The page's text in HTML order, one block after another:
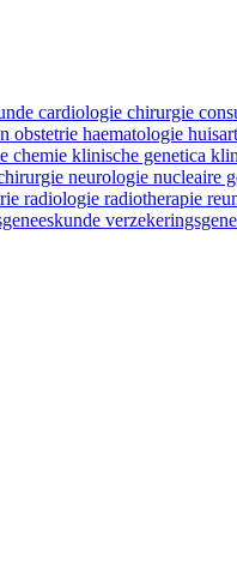
cardiologie chirurgie
obstetrie haematologie
chemie klinische genetica
neurologie nucleaire
radiologie radiotherapie